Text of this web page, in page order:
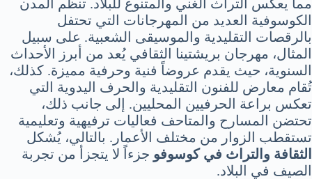
مما يعكس التراث الغني والمتنوع للبلاد. تنظم المدن
الكوسوفية العديد من المهرجانات التي تحتفل
بالرقصات التقليدية والموسيقى الشعبية. على سبيل
المثال، مهرجان بريشتينا الثقافي يُعد من أبرز الأحداث
السنوية، حيث يقدم عروضاً فنية وحرفية مميزة. كذلك،
تُقام معارض للفنون التقليدية والحرف اليدوية التي
تعكس براعة الحرفيين المحليين. إلى جانب ذلك،
تحتضن المسارح والمتاحف فعاليات ترفيهية وتعليمية
تستقطب الزوار من مختلف الأعمار. بالتالي، يُشكل
الثقافة والتراث في كوسوفو جزءاً لا يتجزأ من تجربة
الصيف في البلاد.